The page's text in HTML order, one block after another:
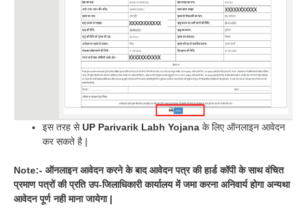
इस तरह सेUP Parivarik Labh Yojana के लिए ऑनलाइन आवेदन
कर सकते है |
Note:- ऑनलाइन आवेदन करने के बाद आवेदन पत्र की हार्ड कॉपी के साथ वंचित
प्रमाण पत्रों की प्रति उप-जिलाधिकारी कार्यालय में जमा करना अनिवार्य होगा अन्यथा
आवेदन पूर्ण नही माना जायेगा |